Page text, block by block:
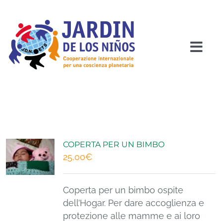
contenuto
PROGETTI
COSA PUOI FARE
COPERTA PER UN BIMBO
25,00€
Coperta per un bimbo ospite
dell’Hogar. Per dare accoglienza e
protezione alle mamme e ai loro